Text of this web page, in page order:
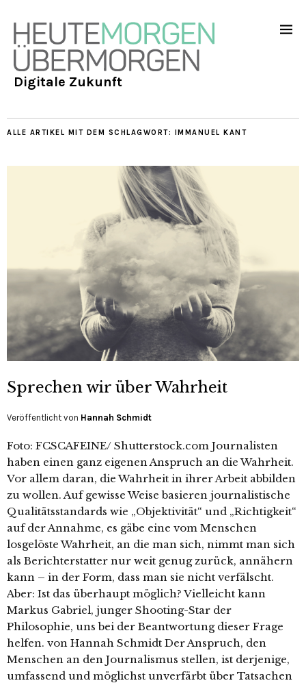
Digitale Zukunft
ALLE ARTIKEL MIT DEM SCHLAGWORT: IMMANUEL KANT
Sprechen wir über Wahrheit
Veröffentlicht von Hannah Schmidt
Foto: FCSCAFEINE/ Shutterstock.com Journalisten
haben einen ganz eigenen Anspruch an die Wahrheit.
Vor allem daran, die Wahrheit in ihrer Arbeit abbilden
zu wollen. Auf gewisse Weise basieren journalistische
Qualitätsstandards wie „Objektivität“ und „Richtigkeit“
auf der Annahme, es gäbe eine vom Menschen
losgelöste Wahrheit, an die man sich, nimmt man sich
als Berichterstatter nur weit genug zurück, annähern
kann – in der Form, dass man sie nicht verfälscht.
Aber: Ist das überhaupt möglich? Vielleicht kann
Markus Gabriel, junger Shooting-Star der
Philosophie, uns bei der Beantwortung dieser Frage
helfen. von Hannah Schmidt Der Anspruch, den
Menschen an den Journalismus stellen, ist derjenige,
umfassend und möglichst unverfärbt über Tatsachen